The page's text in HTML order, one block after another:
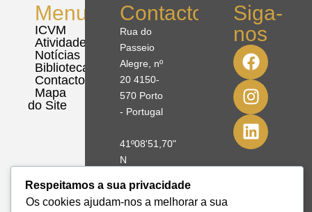
Menu
ICVM
Atividades
Notícias
Biblioteca
Contactos
Mapa
do Site
Contactos
Rua do
Passeio
Alegre, nº
20 4150-
570 Porto
- Portugal
41º08'51,70"
N
W
Siga-
nos
Respeitamos a sua privacidade
Os cookies ajudam-nos a melhorar a sua